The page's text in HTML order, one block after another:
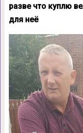
разве что куплю
для неё